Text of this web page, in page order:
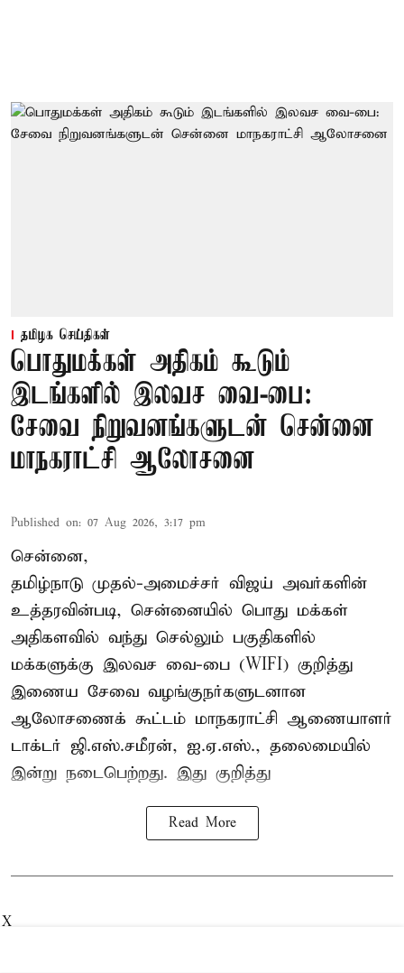
தமிழக செய்திகள்
பொதுமக்கள் அதிகம் கூடும்
இடங்களில் இலவச வை-பை:
சேவை நிறுவனங்களுடன் சென்னை
மாநகராட்சி ஆலோசனை
Published on: 07 Aug 2026, 3:17 pm
சென்னை,
தமிழ்நாடு முதல்-அமைச்சர் விஜய் அவர்களின்
உத்தரவின்படி, சென்னையில் பொது மக்கள்
அதிகளவில் வந்து செல்லும் பகுதிகளில்
மக்களுக்கு இலவச வை-பை (WIFI) குறித்து
இணைய சேவை வழங்குநர்களுடனான
ஆலோசணைக் கூட்டம் மாநகராட்சி ஆணையாளர்
டாக்டர் ஜி.எஸ்.சமீரன், ஐ.ஏ.எஸ்., தலைமையில்
இன்று நடைபெற்றது. இது குறித்து
Read More
X